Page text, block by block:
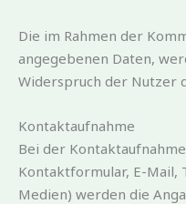
Die im Rahmen der
angegebenen Daten,
Widerspruch der Nutzer
Kontaktaufnahme
Bei der
Kontaktformular, E-Mail,
Medien) werden die